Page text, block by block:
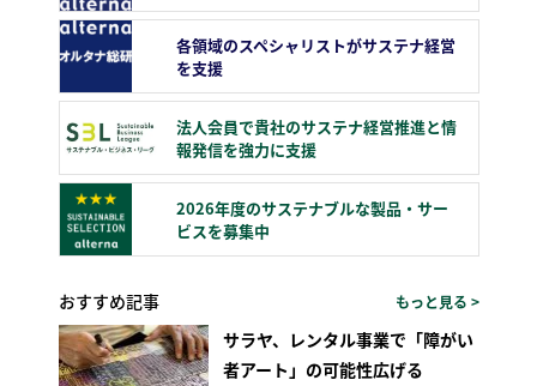
各領域のスペシャリストがサステナ経営
を支援
法人会員で貴社のサステナ経営推進と情
報発信を強力に支援
2026年度のサステナブルな製品・サー
ビスを募集中
おすすめ記事 もっと見る >
サラヤ、レンタル事業で「障がい
者アート」の可能性広げる